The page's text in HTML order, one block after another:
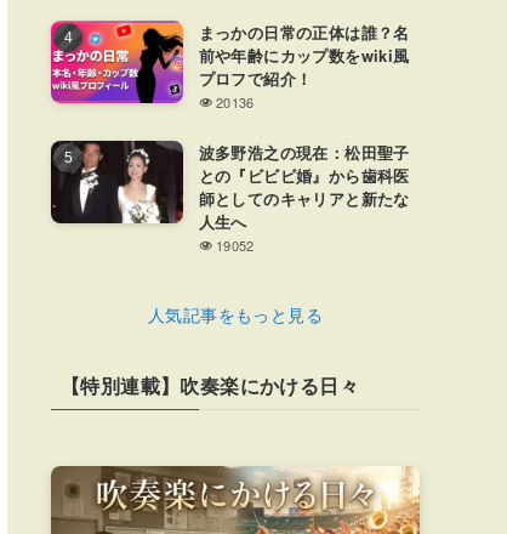
まっかの日常の正体は誰？名
前や年齢にカップ数をwiki風
プロフで紹介！
20136
波多野浩之の現在：松田聖子
との『ビビビ婚』から歯科医
師としてのキャリアと新たな
人生へ
19052
人気記事をもっと見る
【特別連載】吹奏楽にかける日々